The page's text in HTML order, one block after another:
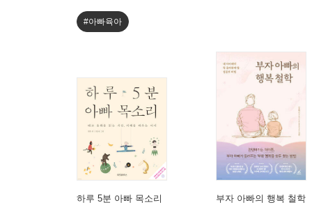
#아빠육아
하루 5분 아빠 목소리 부자 아빠의 행복 철학